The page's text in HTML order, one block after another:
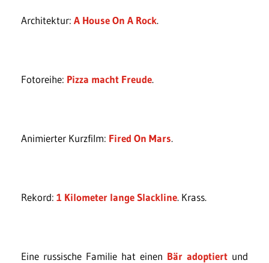
Architektur: A House On A Rock.
Fotoreihe: Pizza macht Freude.
Animierter Kurzfilm: Fired On Mars.
Rekord: 1 Kilometer lange Slackline. Krass.
Eine russische Familie hat einen Bär adoptiert und